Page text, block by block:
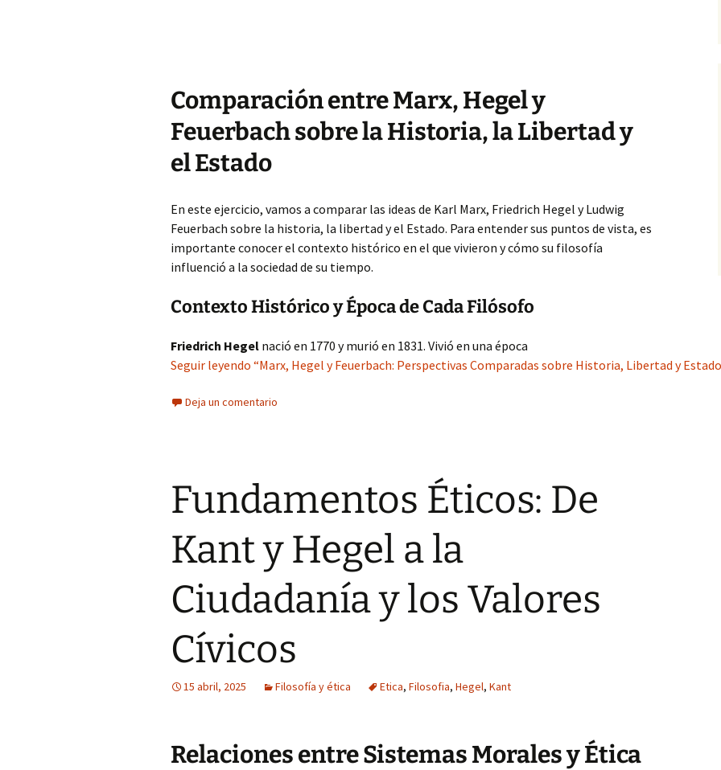
Comparación entre Marx, Hegel y
Feuerbach sobre la Historia, la Libertad y
el Estado
En este ejercicio, vamos a comparar las ideas de Karl Marx, Friedrich Hegel y Ludwig
Feuerbach sobre la historia, la libertad y el Estado. Para entender sus puntos de vista, es
importante conocer el contexto histórico en el que vivieron y cómo su filosofía
influenció a la sociedad de su tiempo.
Contexto Histórico y Época de Cada Filósofo
Friedrich Hegel nació en 1770 y murió en 1831. Vivió en una época
Seguir leyendo “Marx, Hegel y Feuerbach: Perspectivas Comparadas sobre Historia, Libertad y
Deja un comentario
Fundamentos Éticos: De
Kant y Hegel a la
Ciudadanía y los Valores
Cívicos
15 abril, 2025 Filosofía y ética Etica, Filosofia, Hegel, Kant
Relaciones entre Sistemas Morales y Ética